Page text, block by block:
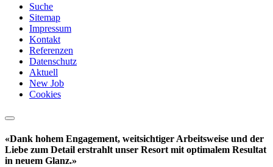
Suche
Sitemap
Impressum
Kontakt
Referenzen
Datenschutz
Aktuell
New Job
Cookies
«Dank hohem Engagement, weitsichtiger Arbeitsweise und der
Liebe zum Detail erstrahlt unser Resort mit optimalem Resultat
in neuem Glanz.»